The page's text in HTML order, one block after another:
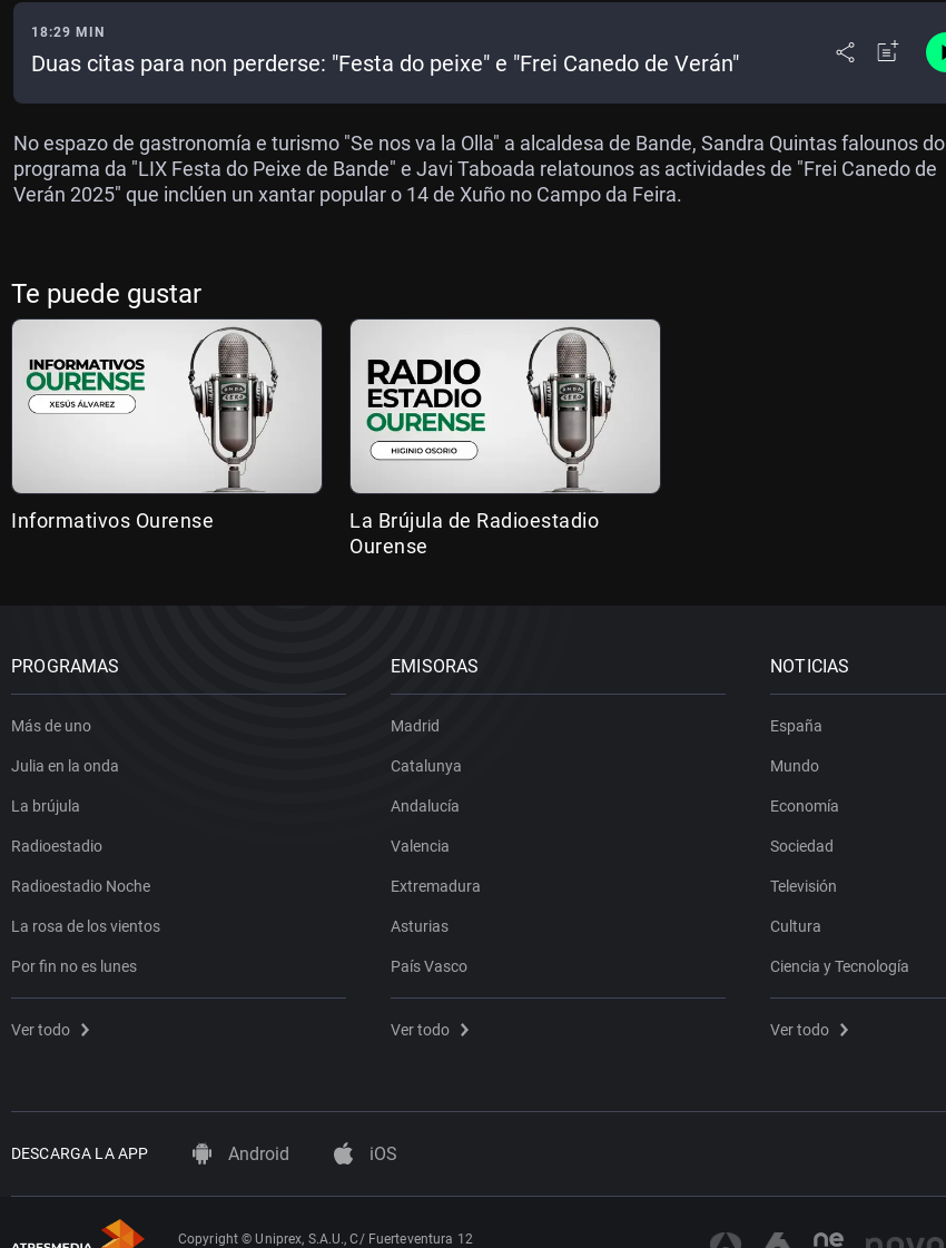
18:29 MIN
Duas citas para non perderse: "Festa do peixe" e "Frei Canedo de Verán"
No espazo de gastronomía e turismo "Se nos va la Olla" a alcaldesa de Bande, Sandra Quintas falounos do
programa da "LIX Festa do Peixe de Bande" e Javi Taboada relatounos as actividades de "Frei Canedo de
Verán 2025" que inclúen un xantar popular o 14 de Xuño no Campo da Feira.
Te puede gustar
Informativos Ourense
La Brújula de Radioestadio
Ourense
PROGRAMAS
Más de uno
Julia en la onda
La brújula
Radioestadio
Radioestadio Noche
La rosa de los vientos
Por fin no es lunes
Ver todo
EMISORAS
Madrid
Catalunya
Andalucía
Valencia
Extremadura
Asturias
País Vasco
Ver todo
NOTICIAS
España
Mundo
Economía
Sociedad
Televisión
Cultura
Ciencia y Tecnología
Ver todo
DESCARGA LA APP Android iOS
Copyright © Uniprex, S.A.U., C/ Fuerteventura 12